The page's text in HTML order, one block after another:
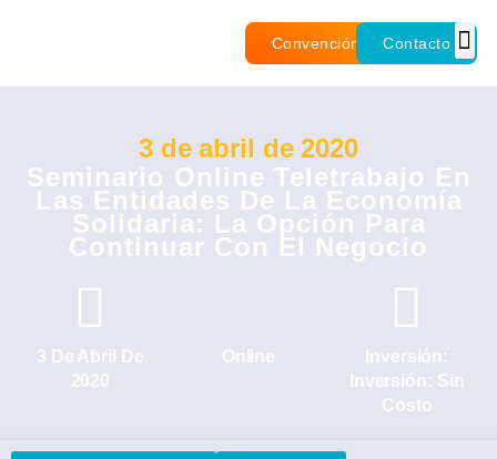
Convención Contacto
3 de abril de 2020
Seminario Online Teletrabajo En
Las Entidades De La Economía
Solidaria: La Opción Para
Continuar Con El Negocio
3 De Abril De
2020
Online
Inversión:
Inversión: Sin
Costo